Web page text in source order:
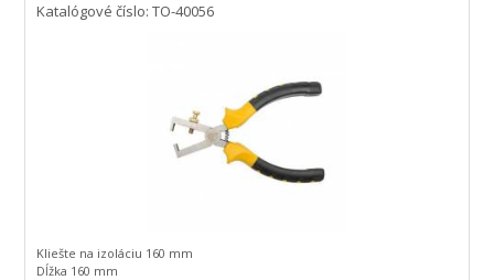
Katalógové číslo: TO-40056
Kliešte na izoláciu 160 mm
Dĺžka 160 mm